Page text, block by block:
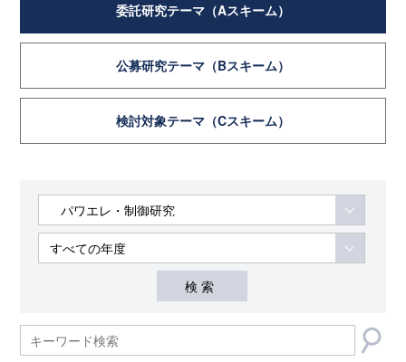
委託研究テーマ （Aスキーム）
公募研究テーマ （Bスキーム）
検討対象テーマ （Cスキーム）